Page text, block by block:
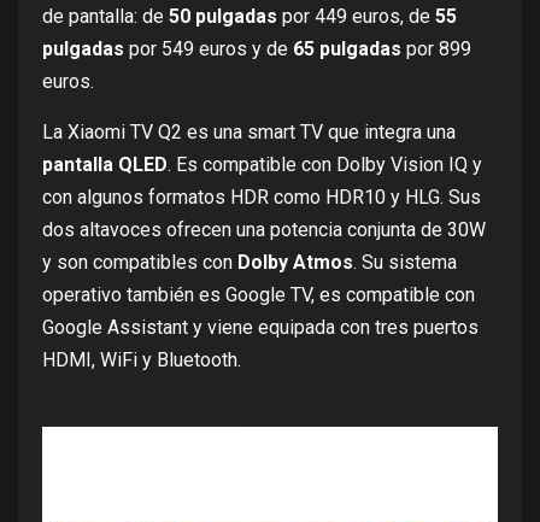
de pantalla: de 50 pulgadas por 449 euros, de 55
pulgadas por 549 euros y de 65 pulgadas por 899
euros.
La Xiaomi TV Q2 es una smart TV que integra una
pantalla QLED. Es compatible con Dolby Vision IQ y
con algunos formatos HDR como HDR10 y HLG. Sus
dos altavoces ofrecen una potencia conjunta de 30W
y son compatibles con Dolby Atmos. Su sistema
operativo también es Google TV, es compatible con
Google Assistant y viene equipada con tres puertos
HDMI, WiFi y Bluetooth.